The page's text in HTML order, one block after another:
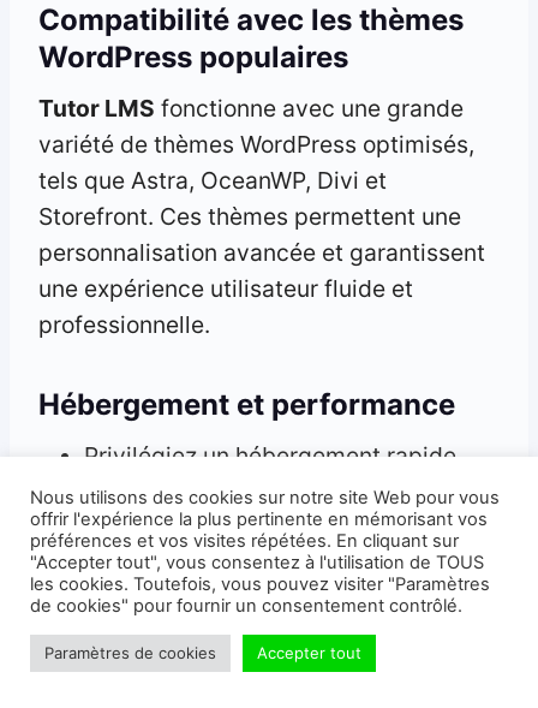
Compatibilité avec les thèmes
WordPress populaires
Tutor LMS fonctionne avec une grande
variété de thèmes WordPress optimisés,
tels que Astra, OceanWP, Divi et
Storefront. Ces thèmes permettent une
personnalisation avancée et garantissent
une expérience utilisateur fluide et
professionnelle.
Hébergement et performance
Privilégiez un hébergement rapide
(O2Switch,EasyHoster , Rapyd
Cloud).
Activez un cache pour accélérer votre
site.
Sécurité et protection des
Nous utilisons des cookies sur notre site Web pour vous
offrir l'expérience la plus pertinente en mémorisant vos
préférences et vos visites répétées. En cliquant sur
"Accepter tout", vous consentez à l'utilisation de TOUS
les cookies. Toutefois, vous pouvez visiter "Paramètres
de cookies" pour fournir un consentement contrôlé.
Paramètres de cookies Accepter tout